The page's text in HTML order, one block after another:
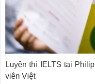
Luyện thi IELTS tại
viên Việt